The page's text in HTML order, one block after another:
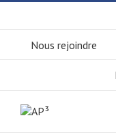
Nous rejoindre